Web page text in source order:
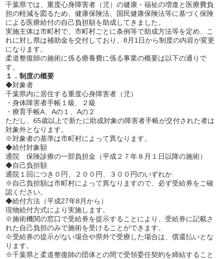
料金
無料相談
会員様の声
代理店募集
資料請求は
こちら
開業前の方に！個別無料コンサル実施中
千葉県では、重度心身障害者（児）の健康・福祉の増進と医療費負
担の軽減を図るため、健康保険法、国民健康保険法等に基づく保険
による医療給付の自己負担額を助成してきました。
実施主体は市町村で、市町村ごとに条例等で助成方法等を定め、こ
れに対し県は補助金を交付しており、8月1日から制度の内容が変更
になります。
柔道整復師の施術に係る療養費に係る事業の概要は以下の通りで
す。
１．制度の概要
◆対象者
千葉県内に居住する重度心身障害者（児）
・身体障害者手帳１級、２級
・療育手帳A、Aの１、Aの２
ただし、65歳以上で新たに助成対象の障害者手帳が交付された者は
対象外となります。
※対象者の基準は市町村によって異なります。
◆給付対象額
通院 保険診療の一部負担金（平成２７年８月１日以降の施術）
◆自己負担額
通院１回につき０円、２００円、３００円のいずれか
※自己負担額は市町村によって異なりますので、必ず受給券をご確
認ください。
◆給付方法（平成27年8月から）
現物給付方式により実施します。
※施術機関の窓口で受給券を提示することにより、受給券に記載さ
れた自己負担のみで施術を受けることができます。
※受給券の提示がない場合や県外で受療した場合は、償還払いとな
ります。
※千葉県と柔道整復師の団体との間で受領委任契約を締結すること